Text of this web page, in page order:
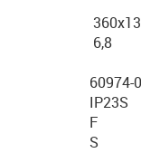
6,8
60974-
IP23S
F
S